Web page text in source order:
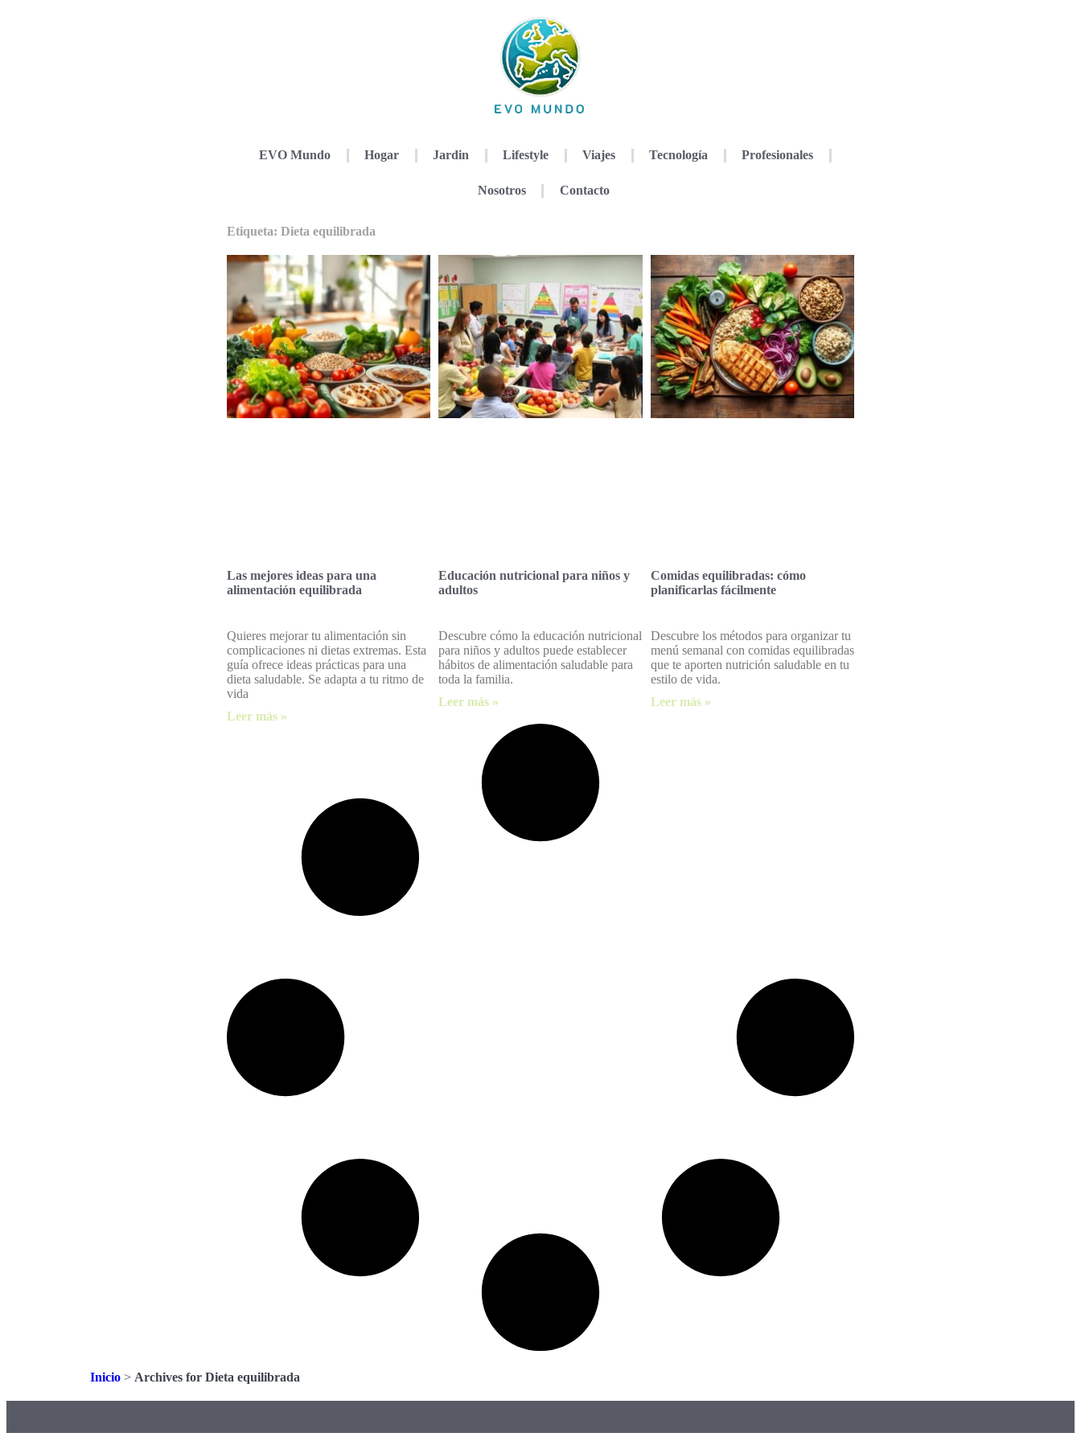
EVO Mundo Hogar Jardin Lifestyle Viajes Tecnología Profesionales
Nosotros Contacto
Etiqueta: Dieta equilibrada
Las mejores ideas para una
alimentación equilibrada
Quieres mejorar tu alimentación sin
complicaciones ni dietas extremas. Esta
guía ofrece ideas prácticas para una
dieta saludable. Se adapta a tu ritmo de
vida
Leer más »
Educación nutricional para niños y
adultos
Descubre cómo la educación nutricional
para niños y adultos puede establecer
hábitos de alimentación saludable para
toda la familia.
Leer más »
Comidas equilibradas: cómo
planificarlas fácilmente
Descubre los métodos para organizar tu
menú semanal con comidas equilibradas
que te aporten nutrición saludable en tu
estilo de vida.
Leer más »
Inicio > Archives for Dieta equilibrada